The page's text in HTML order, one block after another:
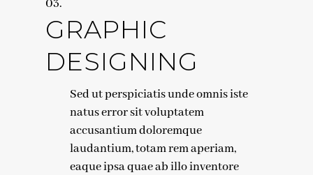
GRAPHIC
DESIGNING
Sed ut perspiciatis unde omnis iste
natus error sit voluptatem
accusantium doloremque
laudantium, totam rem aperiam,
eaque ipsa quae ab illo inventore